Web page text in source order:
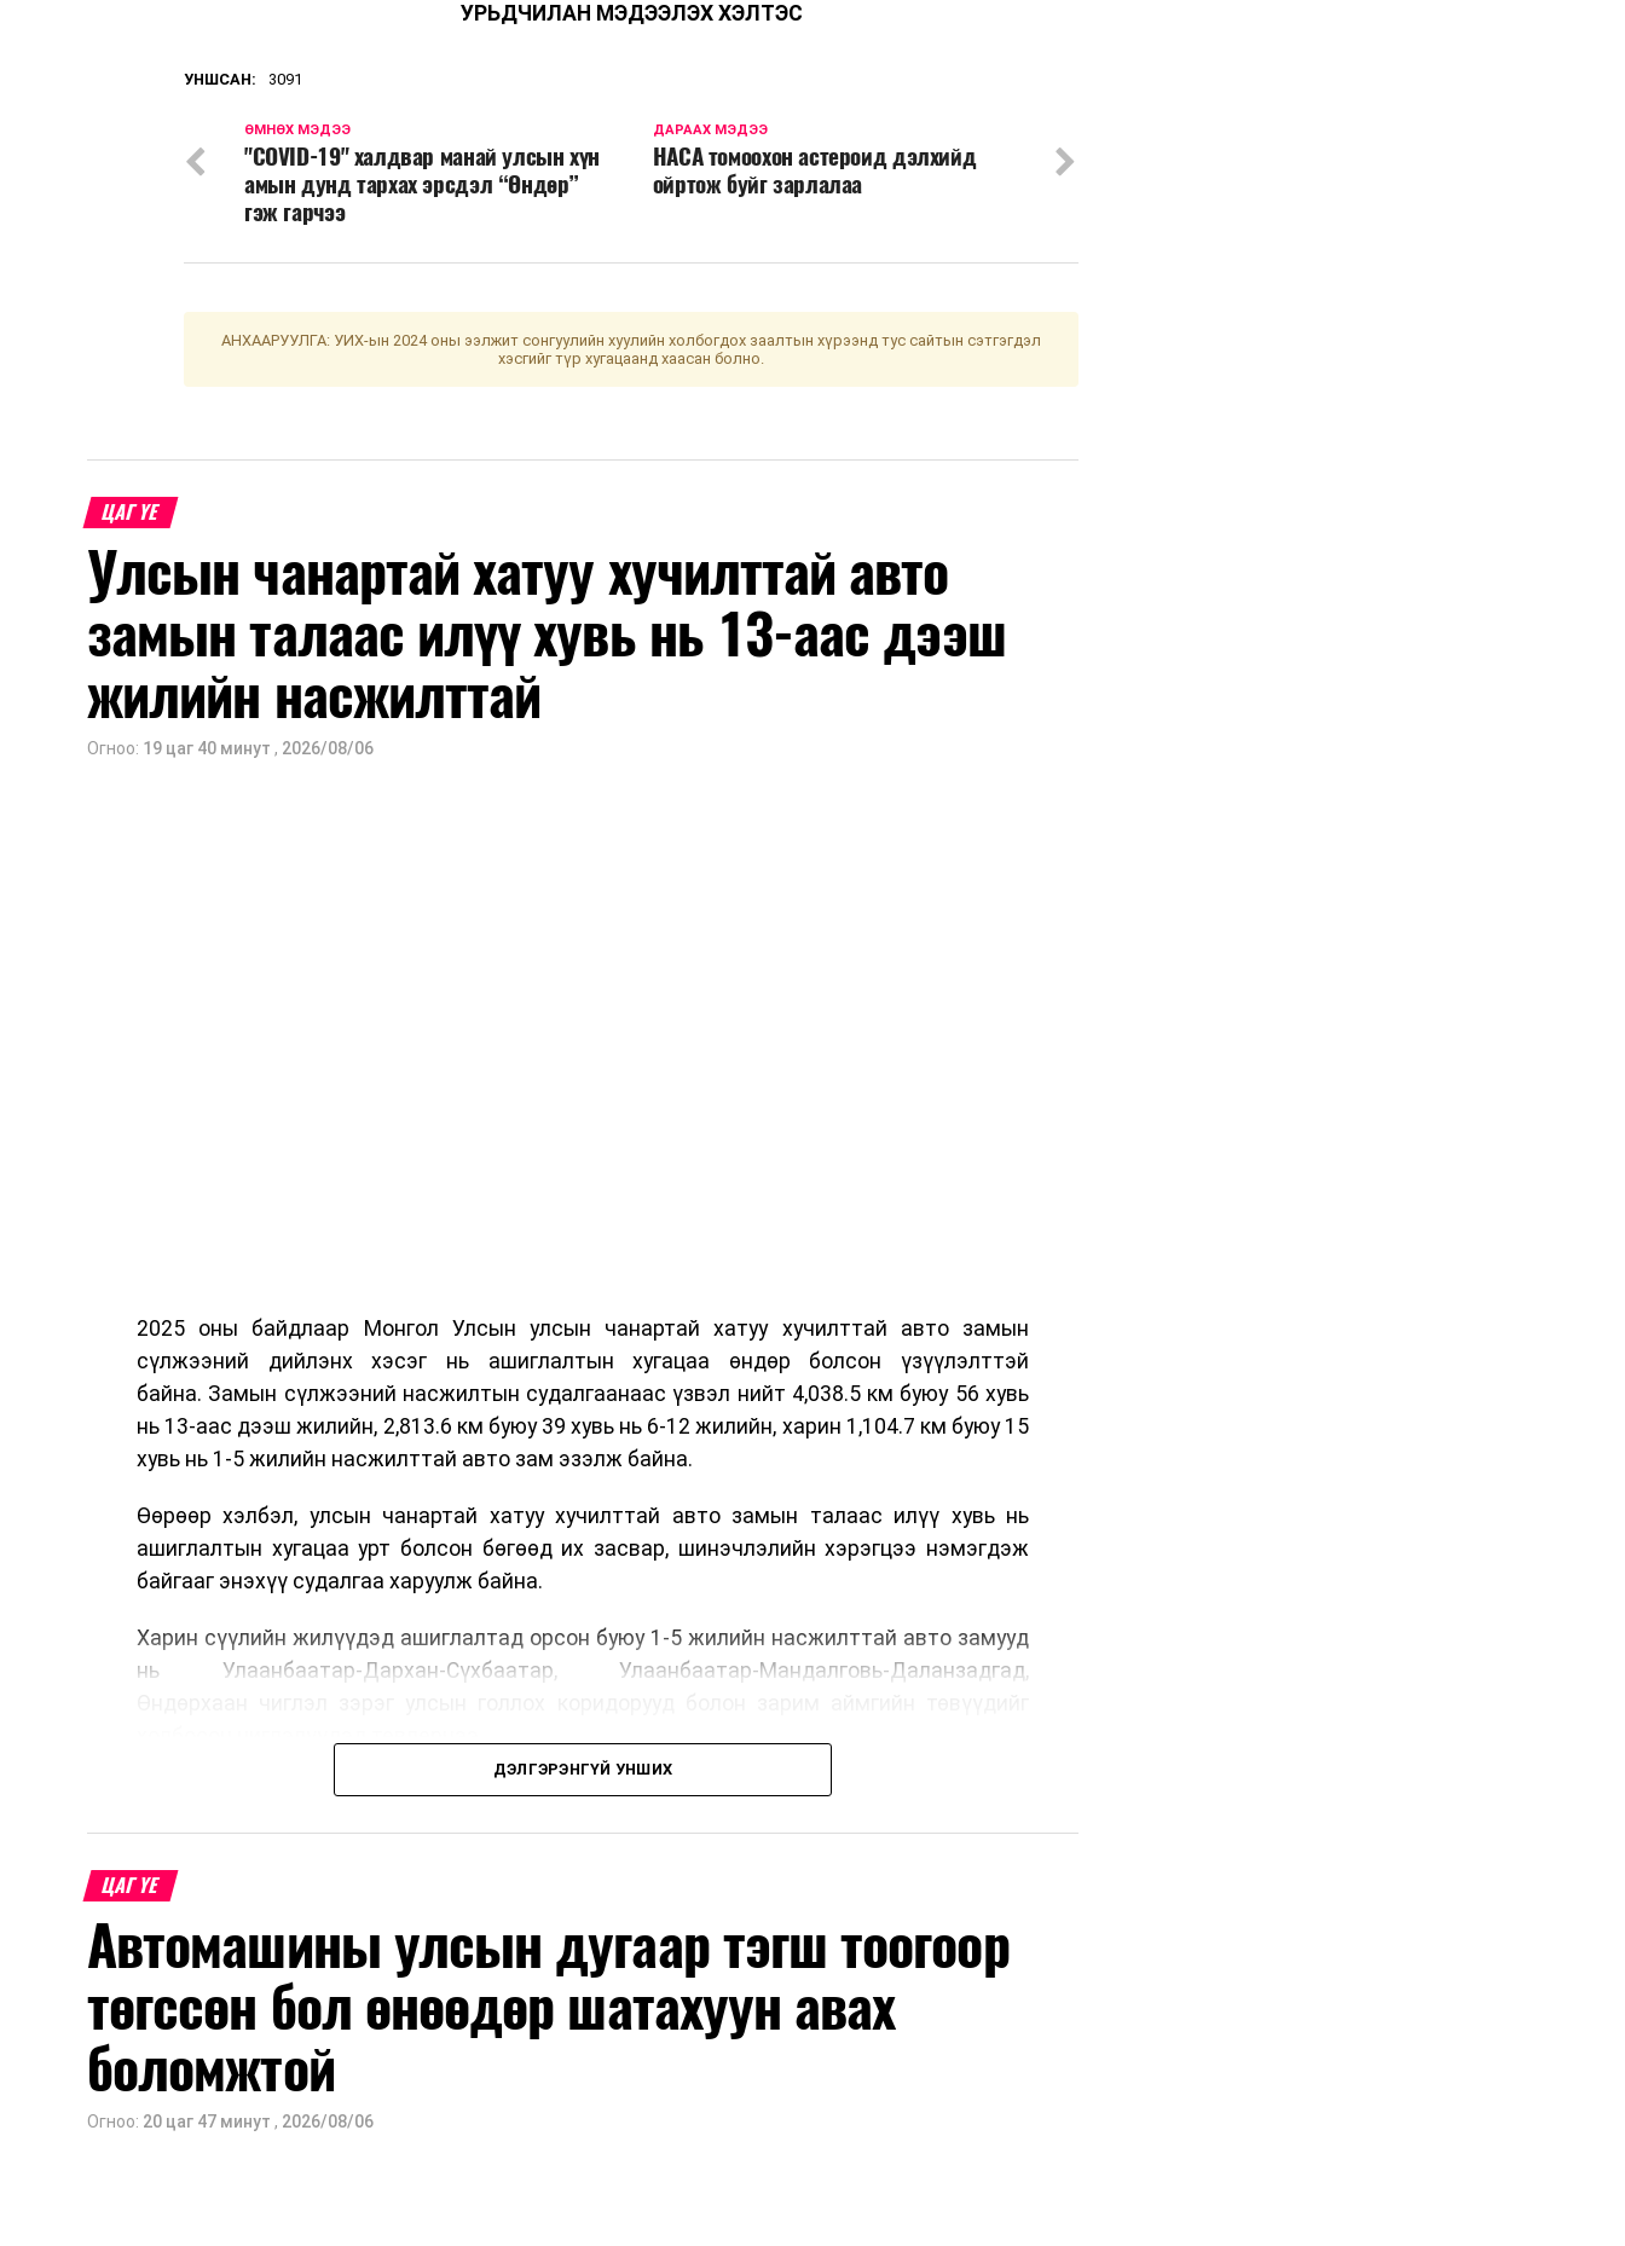
УРЬДЧИЛАН МЭДЭЭЛЭХ ХЭЛТЭС
УНШСАН: 3091
ДАРААХ МЭДЭЭ
НАСА томоохон астероид дэлхийд
ойртож буйг зарлалаа
ӨМНӨХ МЭДЭЭ
"COVID-19" халдвар манай улсын хүн
амын дунд тархах эрсдэл “Өндөр”
гэж гарчээ
АНХААРУУЛГА: УИХ-ын 2024 оны ээлжит сонгуулийн хуулийн холбогдох заалтын хүрээнд тус сайтын сэтгэгдэл
хэсгийг түр хугацаанд хаасан болно.
ЦАГ ҮЕ
Улсын чанартай хатуу хучилттай авто
замын талаас илүү хувь нь 13-аас дээш
жилийн насжилттай
Огноо: 19 цаг 40 минут , 2026/08/06
2025 оны байдлаар Монгол Улсын улсын чанартай хатуу хучилттай авто замын
сүлжээний дийлэнх хэсэг нь ашиглалтын хугацаа өндөр болсон үзүүлэлттэй
байна. Замын сүлжээний насжилтын судалгаанаас үзвэл нийт 4,038.5 км буюу 56 хувь
нь 13-аас дээш жилийн, 2,813.6 км буюу 39 хувь нь 6-12 жилийн, харин 1,104.7 км буюу 15
хувь нь 1-5 жилийн насжилттай авто зам эзэлж байна.
Өөрөөр хэлбэл, улсын чанартай хатуу хучилттай авто замын талаас илүү хувь нь
ашиглалтын хугацаа урт болсон бөгөөд их засвар, шинэчлэлийн хэрэгцээ нэмэгдэж
байгааг энэхүү судалгаа харуулж байна.
Харин сүүлийн жилүүдэд ашиглалтад орсон буюу 1-5 жилийн насжилттай авто замууд
нь Улаанбаатар-Дархан-Сүхбаатар, Улаанбаатар-Мандалговь-Даланзадгад,
Авто замын насжилтыг тогтмол үнэлж, их засвар, ээлжит засвар арчлалтын ажлыг
төлөвлөхөд чухал ач холбогдолтойг албаныхан хэлж байна
ДЭЛГЭРЭНГҮЙ УНШИХ
ЦАГ ҮЕ
Автомашины улсын дугаар тэгш тоогоор
төгссөн бол өнөөдөр шатахуун авах
боломжтой
Огноо: 20 цаг 47 минут , 2026/08/06